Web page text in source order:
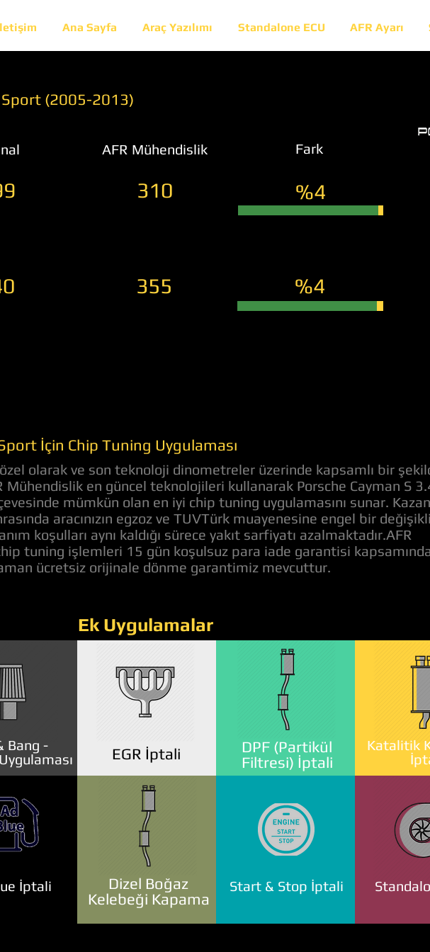
Ana Sayfa Araç Yazılımı Standalone ECU AFR Ayarı
Sport (2005-2013)
AFR Mühendislik Fark
310 %4
355 %4
İçin Chip Tuning Uygulaması
olarak ve son teknoloji dinometreler üzerinde kapsamlı bir
en güncel teknolojileri kullanarak Porsche Cayman S
mümkün olan en iyi chip tuning uygulamasını sunar.
aracınızın egzoz ve TUVTürk muayenesine engel bir
koşulları aynı kaldığı sürece yakıt sarfiyatı azalmaktadır.AFR
tuning işlemleri 15 gün koşulsuz para iade garantisi
ücretsiz orijinale dönme garantimiz mevcuttur.
Ek Uygulamalar
Bang -
DPF (Partikül
Filtresi) İptali
Katalitik
EGR İptali
İptali
Dizel Boğaz
Kelebeği Kapama
Start & Stop İptali